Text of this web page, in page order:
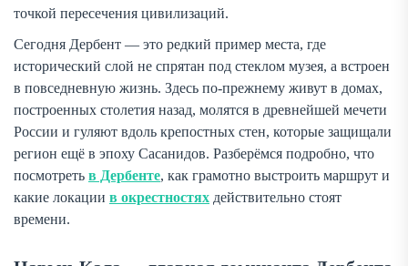
точкой пересечения цивилизаций.
Сегодня Дербент — это редкий пример места, где
исторический слой не спрятан под стеклом музея, а встроен
в повседневную жизнь. Здесь по-прежнему живут в домах,
построенных столетия назад, молятся в древнейшей мечети
России и гуляют вдоль крепостных стен, которые защищали
регион ещё в эпоху Сасанидов. Разберёмся подробно, что
посмотреть в Дербенте, как грамотно выстроить маршрут и
какие локации в окрестностях действительно стоят
времени.